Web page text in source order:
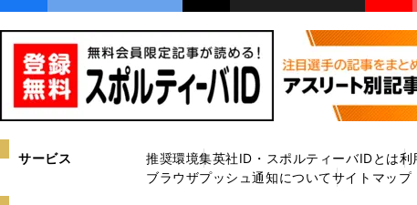
サービス 推奨環境集英社ID・スポルティーバIDとは利
ブラウザプッシュ通知についてサイトマップ